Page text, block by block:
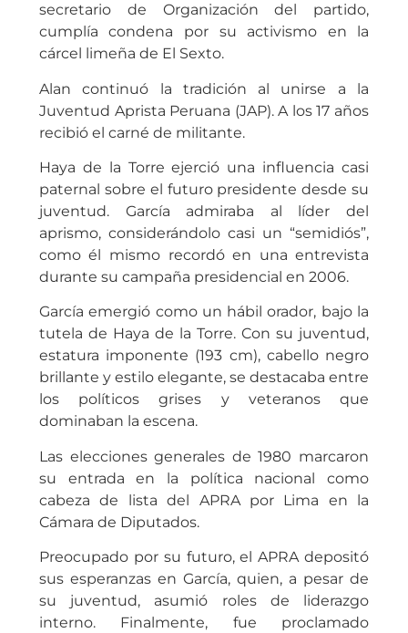
secretario de Organización del partido,
cumplía condena por su activismo en la
cárcel limeña de El Sexto.
Alan continuó la tradición al unirse a la
Juventud Aprista Peruana (JAP). A los 17 años
recibió el carné de militante.
Haya de la Torre ejerció una influencia casi
paternal sobre el futuro presidente desde su
juventud. García admiraba al líder del
aprismo, considerándolo casi un “semidiós”,
como él mismo recordó en una entrevista
durante su campaña presidencial en 2006.
García emergió como un hábil orador, bajo la
tutela de Haya de la Torre. Con su juventud,
estatura imponente (193 cm), cabello negro
brillante y estilo elegante, se destacaba entre
los políticos grises y veteranos que
dominaban la escena.
Las elecciones generales de 1980 marcaron
su entrada en la política nacional como
cabeza de lista del APRA por Lima en la
Cámara de Diputados.
Preocupado por su futuro, el APRA depositó
sus esperanzas en García, quien, a pesar de
su juventud, asumió roles de liderazgo
interno. Finalmente, fue proclamado